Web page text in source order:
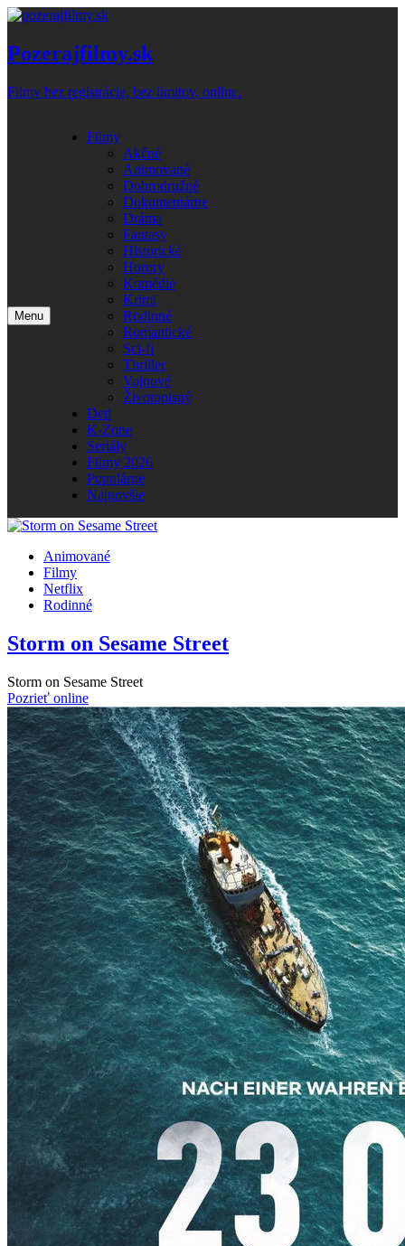
Skip
content
Pozerajfilmy.sk
Filmy bez registrácie, bez limitov, online.
Menu
Filmy
Akčné
Animované
Dobrodružné
Dokumentárne
Dráma
Fantasy
Historické
Horory
Komédie
Krimi
Rodinné
Romantické
Sci-fi
Thriller
Vojnové
Životopisný
Deti
K-Zone
Seriály
Filmy 2026
Populárne
Najnovšie
Animované
Filmy
Netflix
Rodinné
Storm on Sesame Street
Storm on Sesame Street
Pozrieť online